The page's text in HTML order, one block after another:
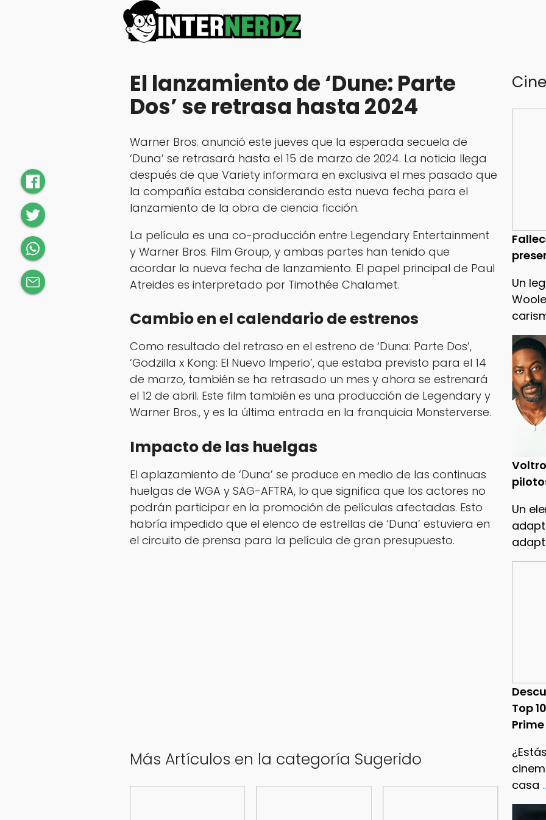
Un
Un
Top
casa
El lanzamiento de ‘Dune: Parte
Dos’ se retrasa hasta 2024
Warner Bros. anunció este jueves que la esperada secuela de
‘Duna’ se retrasará hasta el 15 de marzo de 2024. La noticia llega
después de que Variety informara en exclusiva el mes pasado que
la compañía estaba considerando esta nueva fecha para el
lanzamiento de la obra de ciencia ficción.
La película es una co-producción entre Legendary Entertainment
y Warner Bros. Film Group, y ambas partes han tenido que
acordar la nueva fecha de lanzamiento. El papel principal de Paul
Atreides es interpretado por Timothée Chalamet.
Cambio en el calendario de estrenos
Como resultado del retraso en el estreno de ‘Duna: Parte Dos’,
‘Godzilla x Kong: El Nuevo Imperio’, que estaba previsto para el 14
de marzo, también se ha retrasado un mes y ahora se estrenará
el 12 de abril. Este film también es una producción de Legendary y
Warner Bros., y es la última entrada en la franquicia Monsterverse.
Impacto de las huelgas
El aplazamiento de ‘Duna’ se produce en medio de las continuas
huelgas de WGA y SAG-AFTRA, lo que significa que los actores no
podrán participar en la promoción de películas afectadas. Esto
habría impedido que el elenco de estrellas de ‘Duna’ estuviera en
el circuito de prensa para la película de gran presupuesto.
Más Artículos en la categoría Sugerido